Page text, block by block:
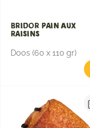
Bridor Pain Aux
Raisins
Doos (60 x 110 gr)